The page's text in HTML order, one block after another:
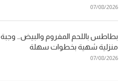
07/08/2026
بطاطس باللحم المفروم والبيض… وجبة
منزلية شهية بخطوات سهلة
07/08/2026